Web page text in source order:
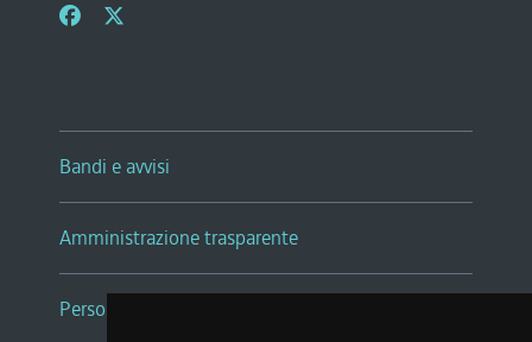
Bandi e avvisi
Amministrazione trasparente
Persone e Uffici